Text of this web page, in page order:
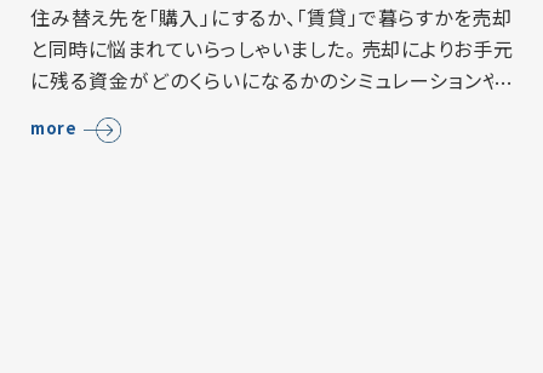
住み替え先を「購入」にするか、「賃貸」で暮らすかを売却
と同時に悩まれていらっしゃいました。 売却によりお手元
に残る資金がどのくらいになるかのシミュレーションや、
また長い目で先々のことを考えたときにどのような生活
を送りたいか、売主様のお…
more